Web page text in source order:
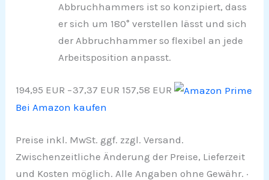
Abbruchhammers ist so konzipiert, dass
er sich um 180° verstellen lässt und sich
der Abbruchhammer so flexibel an jede
Arbeitsposition anpasst.
194,95 EUR −37,37 EUR 157,58 EUR
Bei Amazon kaufen
Preise inkl. MwSt. ggf. zzgl. Versand.
Zwischenzeitliche Änderung der Preise, Lieferzeit
und Kosten möglich. Alle Angaben ohne Gewähr. ·